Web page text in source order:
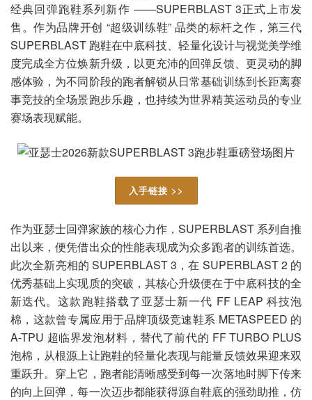
经典回弹跑鞋系列新作 ——SUPERBLAST 3正式上市发
售。作为品牌开创 “超级训练鞋” 品类的标杆之作，第三代
SUPERBLAST 跑鞋在中底科技、轻量化设计与视觉美学维
度完成全方位焕新升级，以更充沛的回弹反馈、更灵动的脚
感体验，为不同阶段的跑者解锁从日常基础训练到长距离赛
事竞技的全场景跑步乐趣，也持续为世界精英运动员的专业
赛场表现赋能。
入手链接 >>
作为亚瑟士回弹家族的核心力作，SUPERBLAST 系列自推
出以来，便凭借出众的性能表现成为众多跑者的训练首选。
此次全新亮相的 SUPERBLAST 3，在 SUPERBLAST 2 的
优秀基础上实现质的突破，其核心升级便在于中底科技的全
新迭代。这款跑鞋搭载了亚瑟士新一代 FF LEAP 科技泡
棉，这款曾专属应用于品牌顶级竞速鞋系 METASPEED 的
A-TPU 超临界发泡材料，替代了前代的 FF TURBO PLUS
泡棉，从根源上让跑鞋的轻量化表现与能量反馈效果迎来双
重跃升。穿上它，跑者能清晰感受到每一次落地时脚下传来
的向上回弹，每一次迈步都能获得源自鞋底的强劲助推，仿